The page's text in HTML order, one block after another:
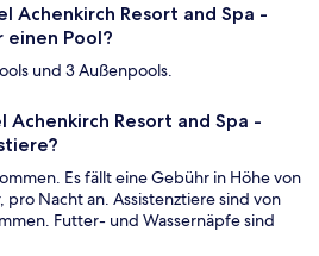
Achenkirch Resort and Spa -
einen Pool?
und 3 Außenpools.
Achenkirch Resort and Spa -
Es fällt eine Gebühr in Höhe von
pro Nacht an. Assistenztiere sind von
Futter- und Wassernäpfe sind